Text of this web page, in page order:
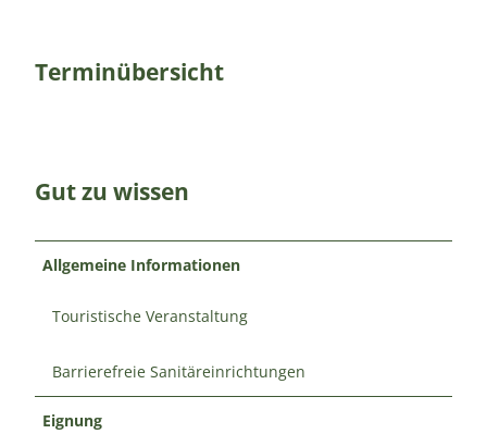
Terminübersicht
Gut zu wissen
Allgemeine Informationen
Touristische Veranstaltung
Barrierefreie Sanitäreinrichtungen
Eignung